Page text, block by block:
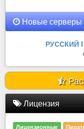
Новые серверы
РУССКИЙ
Лицензия
Лицензионные